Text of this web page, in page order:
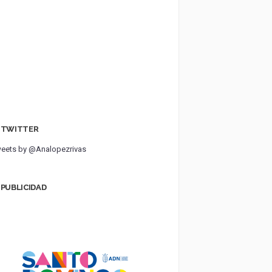
TWITTER
by @Analopezrivas
PUBLICIDAD